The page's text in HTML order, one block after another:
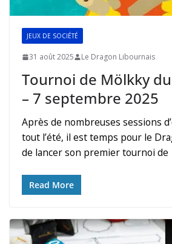
JEUX DE SOCIÉTÉ
31 août 2025 Le Dragon Libournais
Tournoi de Mölkky
– 7 septembre 2025
Après de nombreuses sessions
tout l’été, il est temps pour le
de lancer son premier tournoi de
Read More